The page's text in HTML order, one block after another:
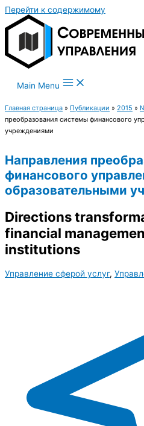
Перейти к содержимому
Main Menu
Главная страница » Публикации » 2015 »
преобразования системы финансового
учреждениями
Направления
финансового
образовательными
Directions
financial
institutions
Управление сферой услуг,